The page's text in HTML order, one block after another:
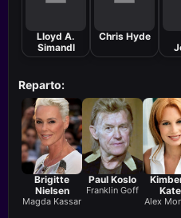
Lloyd A.
Simandl
Chris Hyde
Reparto:
Brigitte
Nielsen
Magda Kassar
Paul Koslo
Franklin Goff
Alex